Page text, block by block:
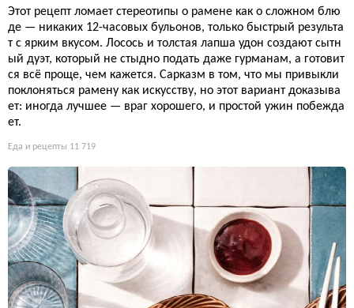
Этот рецепт ломает стереотипы о рамене как о сложном блю
де — никаких 12-часовых бульонов, только быстрый результа
т с ярким вкусом. Лосось и толстая лапша удон создают сытн
ый дуэт, который не стыдно подать даже гурманам, а готовит
ся всё проще, чем кажется. Сарказм в том, что мы привыкли
поклоняться рамену как искусству, но этот вариант доказыва
ет: иногда лучшее — враг хорошего, и простой ужин побежда
ет.
Еда и рецепты 11 719